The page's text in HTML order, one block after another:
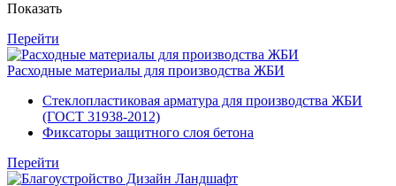
Показать
Перейти
Расходные материалы для производства ЖБИ
Стеклопластиковая арматура для производства ЖБИ
(ГОСТ 31938-2012)
Фиксаторы защитного слоя бетона
Перейти